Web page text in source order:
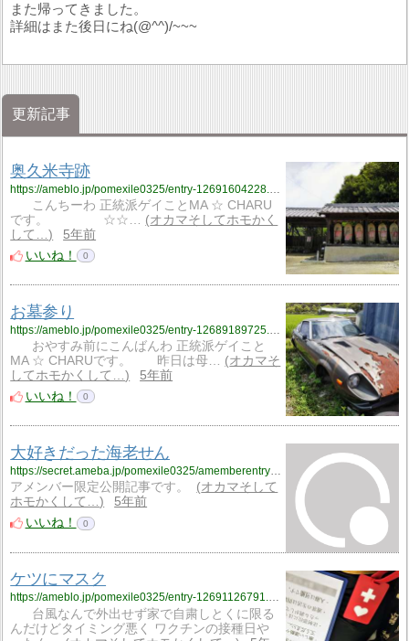
また帰ってきました。
詳細はまた後日にね(@^^)/~~~
更新記事
奥久米寺跡
こんちーわ 正統派ゲイことMA ☆ CHARU
です。 ☆☆…
オカマそしてホモかく
して…
5年前
いいね！
0
お墓参り
https://ameblo.jp/pomexile0325/entry-12689189725.html
おやすみ前にこんばんわ 正統派ゲイこと
MA ☆ CHARUです。 昨日は母…
オカマそ
してホモかくして…
5年前
いいね！
0
大好きだった海老せん
https://secret.ameba.jp/pomexile0325/amemberentry-12691354134.html
アメンバー限定公開記事です。
オカマそして
ホモかくして…
5年前
いいね！
0
ケツにマスク
https://ameblo.jp/pomexile0325/entry-12691126791.html
台風なんで外出せず家で自粛しとくに限る
んだけどタイミング悪く ワクチンの接種日や